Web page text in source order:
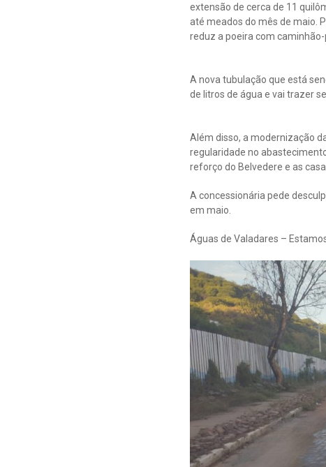
extensão de cerca de 11
até meados do mês de maio.
reduz a poeira com caminhão-
A nova tubulação que está
de litros de água e vai trazer
Além disso, a modernização
regularidade no
reforço do Belvedere e as
A concessionária pede
em maio.
Águas de Valadares –